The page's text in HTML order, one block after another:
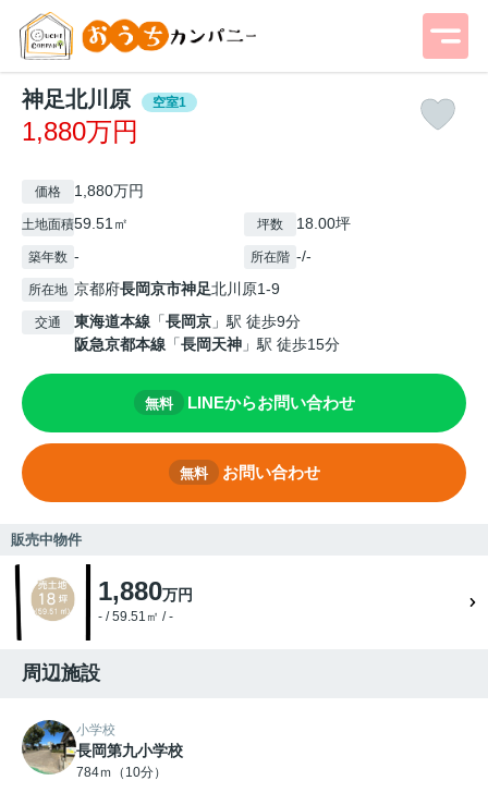
神足北川原 空室1
1,880万円
価格 1,880万円
土地面積59.51㎡ 坪数 18.00坪
築年数 - 所在階 -/-
所在地 京都府長岡京市神足北川原1-9
交通 東海道本線 「長岡京 」駅 徒歩9分
阪急京都本線 「長岡天神 」駅 徒歩15分
無料 LINEからお問い合わせ
無料 お問い合わせ
販売中物件
1,880万円
- / 59.51㎡ / -
周辺施設
小学校
長岡第九小学校
784ｍ（10分）